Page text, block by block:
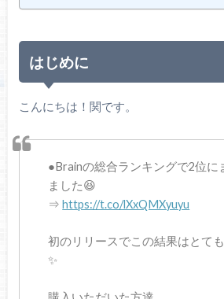
はじめに
こんにちは！関です。
●Brainの総合ランキングで2位に
ました😆
⇒https://t.co/lXxQMXyuyu
初のリリースでこの結果はとて
✨